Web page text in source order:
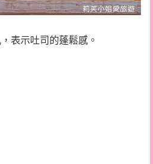
表示吐司的蓬鬆感。